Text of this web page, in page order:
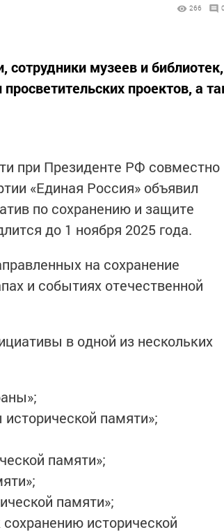
266
сотрудники музеев и библиотек,
проектов, а
при Президенте РФ совместно
«Единая Россия» объявил
по сохранению и защите
до 1 ноября 2025 года.
на сохранение
и событиях отечественной
в одной из нескольких
памяти»;
памяти»;
памяти»;
исторической